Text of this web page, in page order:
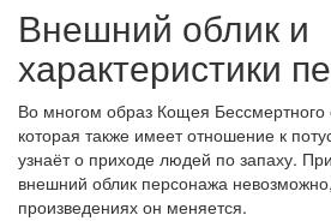
Внешний облик и
характеристики
Во многом образ Кощея Бессмертного
которая также имеет отношение к
узнаёт о приходе людей по запаху.
внешний облик персонажа
произведениях он меняется.